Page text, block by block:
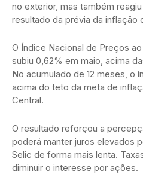
no exterior, mas também
resultado da prévia da inflação
O Índice Nacional de Preços
subiu 0,62% em maio, acima
No acumulado de 12 meses, o
acima do teto da meta de
Central.
O resultado reforçou a
poderá manter juros elevados
Selic de forma mais lenta.
diminuir o interesse por ações.